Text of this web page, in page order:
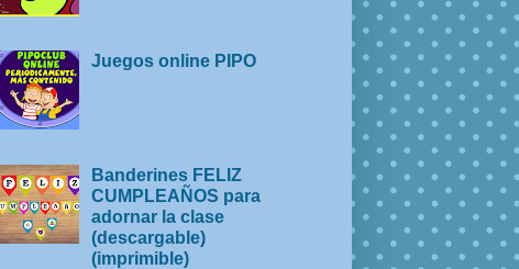
Juegos online PIPO
Banderines FELIZ
CUMPLEAÑOS para
adornar la clase
(descargable)
(imprimible)